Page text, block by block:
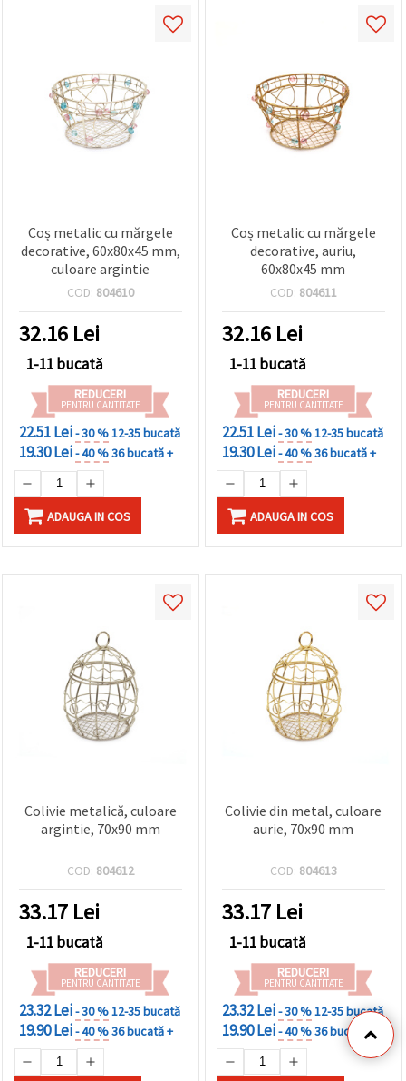
Coș metalic cu mărgele
decorative, 60x80x45 mm,
culoare argintie
COD: 804610
32.16 Lei
1-11 bucată
REDUCERI
PENTRU CANTITATE
22.51 Lei- 30 %12-35 bucată
19.30 Lei- 40 %36 bucată +
ADAUGA IN COS
Coș metalic cu mărgele
decorative, auriu,
60x80x45 mm
COD: 804611
32.16 Lei
1-11 bucată
REDUCERI
PENTRU CANTITATE
22.51 Lei- 30 %12-35 bucată
19.30 Lei- 40 %36 bucată +
ADAUGA IN COS
Colivie metalică, culoare
argintie, 70x90 mm
COD: 804612
33.17 Lei
1-11 bucată
REDUCERI
PENTRU CANTITATE
23.32 Lei- 30 %12-35 bucată
19.90 Lei- 40 %36 bucată +
Colivie din metal, culoare
aurie, 70x90 mm
COD: 804613
33.17 Lei
1-11 bucată
REDUCERI
PENTRU CANTITATE
23.32 Lei- 30 %12-35 bucată
19.90 Lei- 40 %36 bucată +